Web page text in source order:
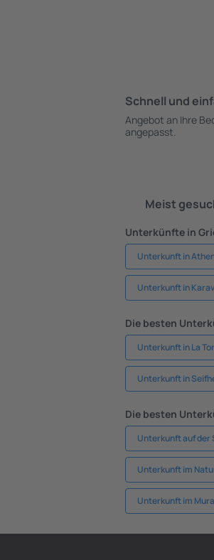
Schnell und
Angebot an Ihre
angepasst.
Meist
Unterkünfte in
Unterkunft in
Unterkunft in
Die besten
Unterkunft in La
Unterkunft in
Die besten
Unterkunft auf der
Unterkunft im
Unterkunft im